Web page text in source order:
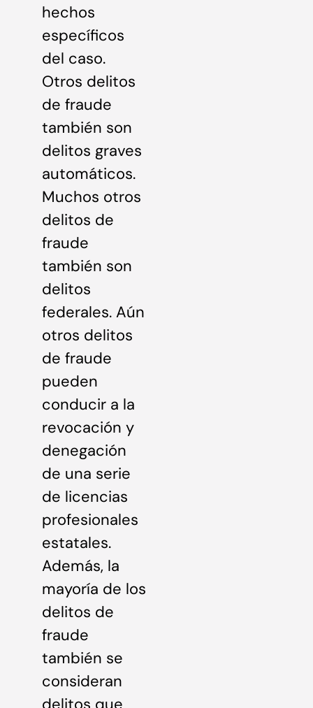
hechos
específicos
del caso.
Otros delitos
de fraude
también son
delitos graves
automáticos.
Muchos otros
delitos de
fraude
también son
delitos
federales. Aún
otros delitos
de fraude
pueden
conducir a la
revocación y
denegación
de una serie
de licencias
profesionales
estatales.
Además, la
mayoría de los
delitos de
fraude
también se
consideran